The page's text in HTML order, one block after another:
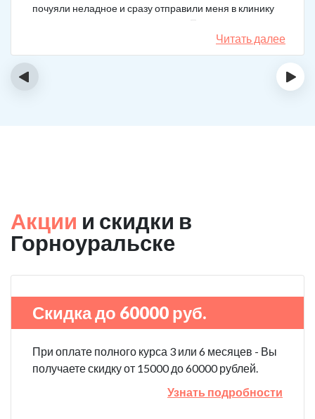
почуяли неладное и сразу отправили меня в клинику
после того как я им все рассказал. Прошел курс
лечения, но мысли о коксе не прошли. Сейчас хожу на
курсы анонимных наркоманов, делаю все, чтобы
Читать далее
‹ ›
Акции и скидки в
Горноуральске
Скидка до 60000 руб.
При оплате полного курса 3 или 6 месяцев - Вы
получаете скидку от 15000 до 60000 рублей.
Узнать подробности